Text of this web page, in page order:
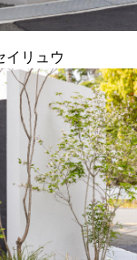
イリュウ